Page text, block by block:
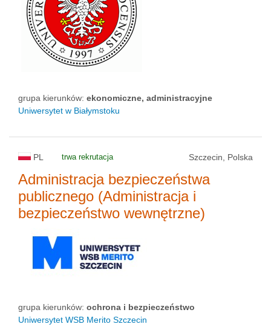
grupa kierunków: ekonomiczne, administracyjne
Uniwersytet w Białymstoku
PL trwa rekrutacja Szczecin, Polska
Administracja bezpieczeństwa
publicznego (Administracja i
bezpieczeństwo wewnętrzne)
grupa kierunków: ochrona i bezpieczeństwo
Uniwersytet WSB Merito Szczecin